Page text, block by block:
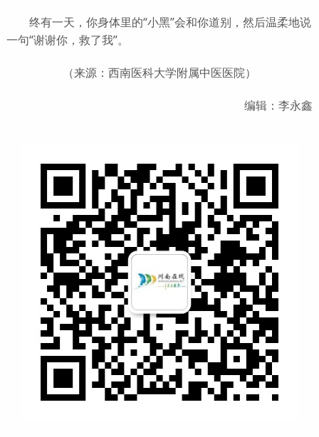
终有一天，你身体里的“小黑”会和你道别，然后温柔地说
一句“谢谢你，救了我”。
（来源：西南医科大学附属中医医院）
编辑：李永鑫